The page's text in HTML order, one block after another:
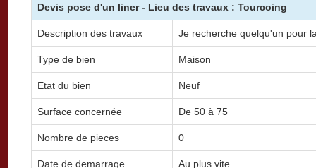
Devis pose d'un liner - Lieu des travaux : Tourcoing
Description des travaux Je recherche quelqu'un pour
Type de bien Maison
Etat du bien Neuf
Surface concernée De 50 à 75
Nombre de pieces 0
Date de demarrage Au plus vite